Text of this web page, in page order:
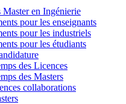
en Ingénierie
pour les enseignants
pour les industriels
pour les étudiants
des Licences
des Masters
collaborations